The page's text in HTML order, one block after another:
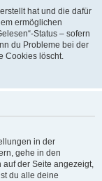
hat und die dafür
ermöglichen
Status – sofern
du Probleme bei der
Cookies löscht.
in der
gehe in den
auf der Seite angezeigt,
du alle deine